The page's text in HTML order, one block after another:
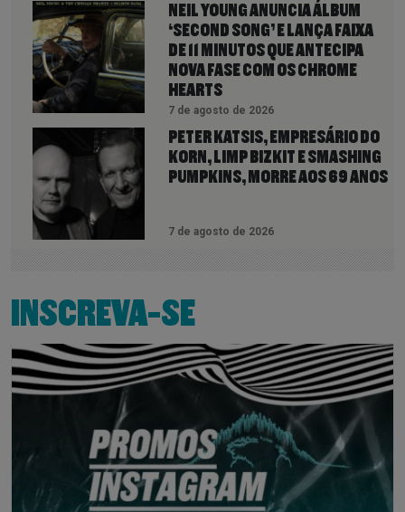
NEIL YOUNG ANUNCIA ÁLBUM
‘SECOND SONG’ E LANÇA FAIXA
DE 11 MINUTOS QUE ANTECIPA
NOVA FASE COM OS CHROME
HEARTS
7 de agosto de 2026
PETER KATSIS, EMPRESÁRIO DO
KORN, LIMP BIZKIT E SMASHING
PUMPKINS, MORRE AOS 69 ANOS
7 de agosto de 2026
INSCREVA-SE